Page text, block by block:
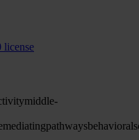
license
middle-
mediatingpathwaysbehavioral